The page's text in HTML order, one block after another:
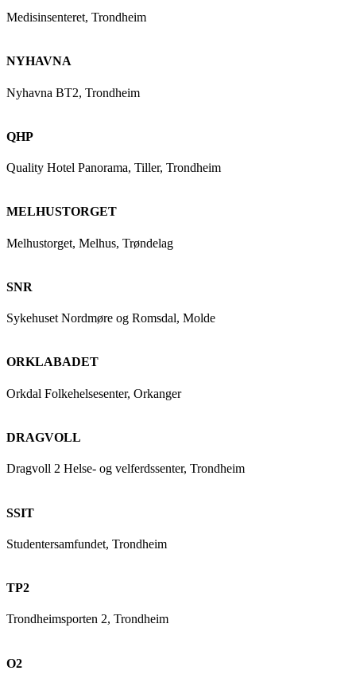
Medisinsenteret, Trondheim
NYHAVNA
Nyhavna BT2, Trondheim
QHP
Quality Hotel Panorama, Tiller, Trondheim
MELHUSTORGET
Melhustorget, Melhus, Trøndelag
SNR
Sykehuset Nordmøre og Romsdal, Molde
ORKLABADET
Orkdal Folkehelsesenter, Orkanger
DRAGVOLL
Dragvoll 2 Helse- og velferdssenter, Trondheim
SSIT
Studentersamfundet, Trondheim
TP2
Trondheimsporten 2, Trondheim
O2